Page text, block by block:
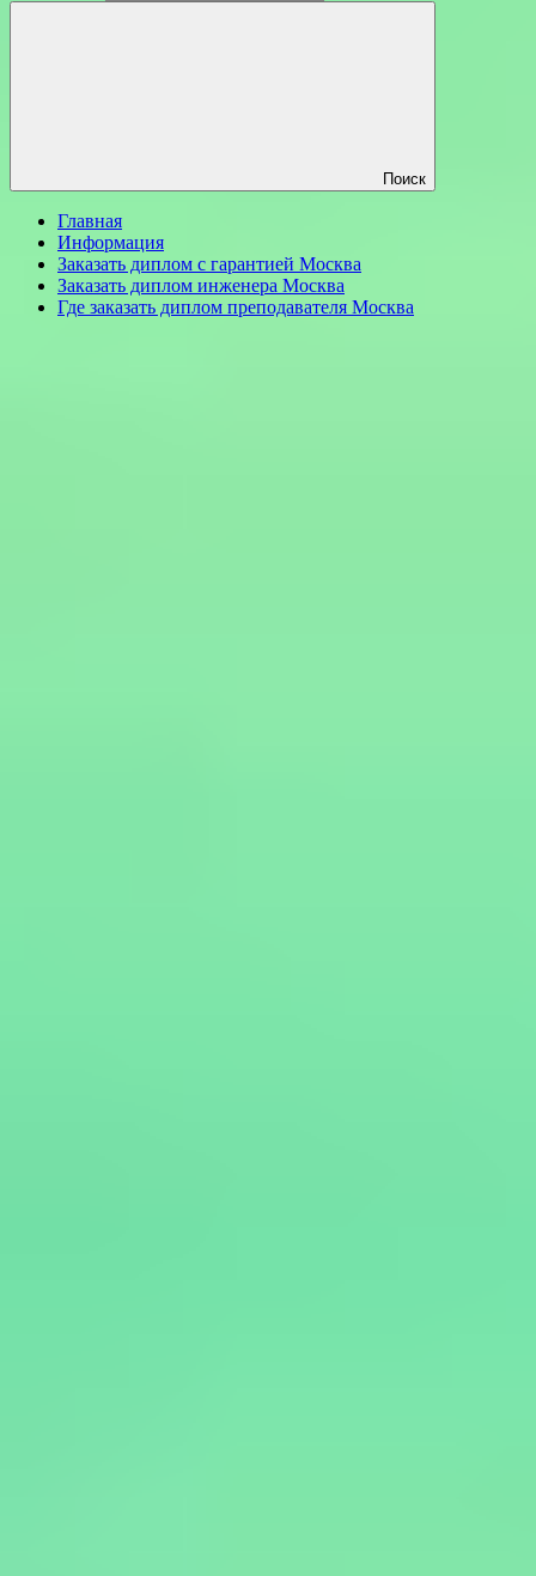
Поиск
Главная
Информация
Заказать диплом с гарантией Москва
Заказать диплом инженера Москва
Где заказать диплом преподавателя Москва